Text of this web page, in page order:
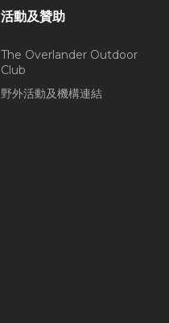
活動及贊助
The Overlander Outdoor
Club
野外活動及機構連結